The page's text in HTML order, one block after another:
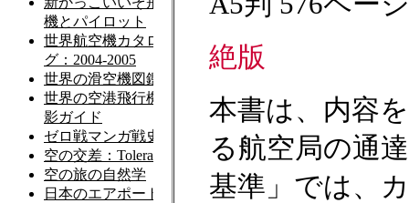
絶版
本書は、内容
る航空局の通
基準」では、